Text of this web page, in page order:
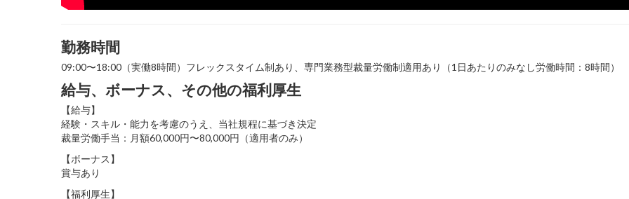
勤務時間
09:00〜18:00（実働8時間）フレックスタイム制あり、専門業務型裁量労働制適用あり（1日あたりのみなし労働時間：8時間）
給与、ボーナス、その他の福利厚生
【給与】
経験・スキル・能力を考慮のうえ、当社規程に基づき決定
裁量労働手当：月額60,000円〜80,000円（適用者のみ）
【ボーナス】
賞与あり
【福利厚生】